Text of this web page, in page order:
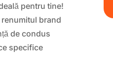
pentru tine!
brand
de condus
specifice